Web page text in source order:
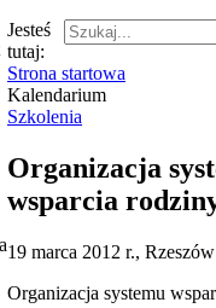
Jesteś
tutaj:
Strona startowa
Kalendarium
Szkolenia
Organizacja
wsparcia
19 marca 2012 r., Rzeszów
Organizacja systemu